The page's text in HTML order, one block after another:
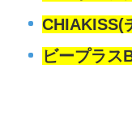
CHIAKISS(
ビープラ